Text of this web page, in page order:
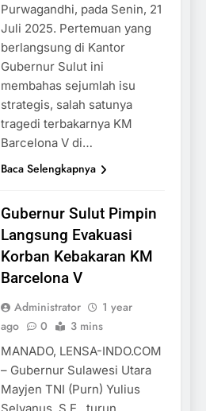
Purwagandhi, pada Senin, 21
Juli 2025. Pertemuan yang
berlangsung di Kantor
Gubernur Sulut ini
membahas sejumlah isu
strategis, salah satunya
tragedi terbakarnya KM
Barcelona V di…
Baca Selengkapnya
Gubernur Sulut Pimpin
Langsung Evakuasi
Korban Kebakaran KM
Barcelona V
Administrator
1 year
ago
0 3 mins
MANADO, LENSA-INDO.COM
– Gubernur Sulawesi Utara
Mayjen TNI (Purn) Yulius